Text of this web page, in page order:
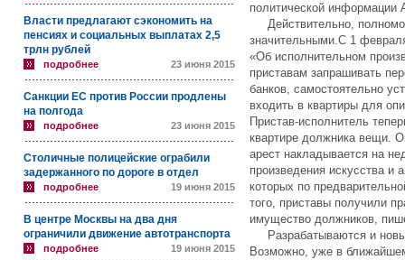
Власти предлагают сэкономить на
пенсиях и социальных выплатах 2,5
трлн рублей
подробнее 23 июня 2015
Санкции ЕС против России продлены
на полгода
подробнее 23 июня 2015
Столичные полицейские ограбили
задержанного по дороге в отдел
подробнее 19 июня 2015
В центре Москвы на два дня
ограничили движение автотранспорта
подробнее 19 июня 2015
политической информации
Действительно,
значительными.С 1
«Об исполнительном
приставам запрашивать
банков, самостоятельно
входить в квартиры для
Пристав-исполнитель
квартире должника вещи.
арест накладывается на
произведения искусства и
которых по
того, приставы получили
имущество должников,
Разрабатываются и
Возможно, уже в